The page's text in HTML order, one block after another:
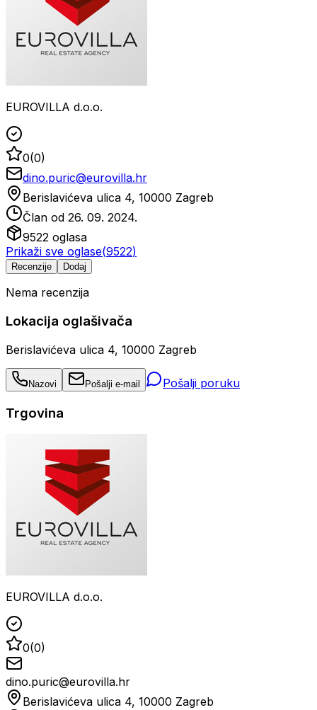
EUROVILLA d.o.o.
0(0)
dino.puric@eurovilla.hr
Berislavićeva ulica 4, 10000 Zagreb
Član od 26. 09. 2024.
9522 oglasa
Prikaži sve oglase(9522)
Recenzije Dodaj
Nema recenzija
Lokacija oglašivača
Berislavićeva ulica 4, 10000 Zagreb
Nazovi Pošalji e-mail Pošalji poruku
Trgovina
EUROVILLA d.o.o.
0(0)
dino.puric@eurovilla.hr
Berislavićeva ulica 4, 10000 Zagreb